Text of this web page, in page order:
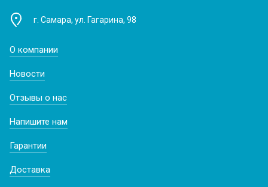
г. Самара, ул. Гагарина, 98
О компании
Новости
Отзывы о нас
Напишите нам
Гарантии
Доставка